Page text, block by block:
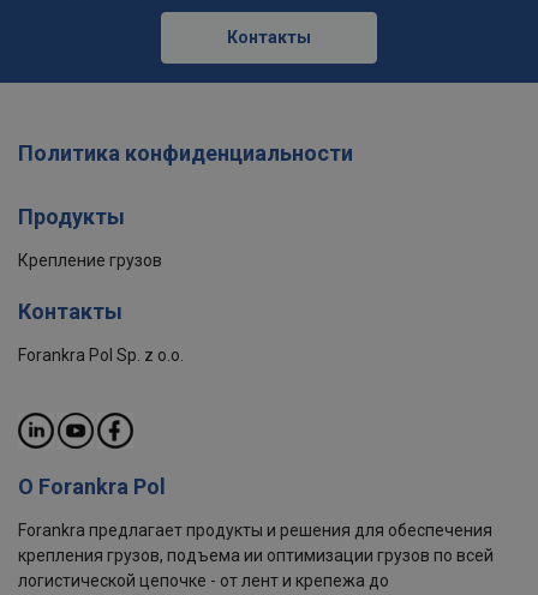
Контакты
Политика конфиденциальности
Продукты
Крепление грузов
Контакты
Forankra Pol Sp. z o.o.
О Forankra Pol
Forankra предлагает продукты и решения для обеспечения
крепления грузов, подъема ии оптимизации грузов по всей
логистической цепочке - от лент и крепежа до